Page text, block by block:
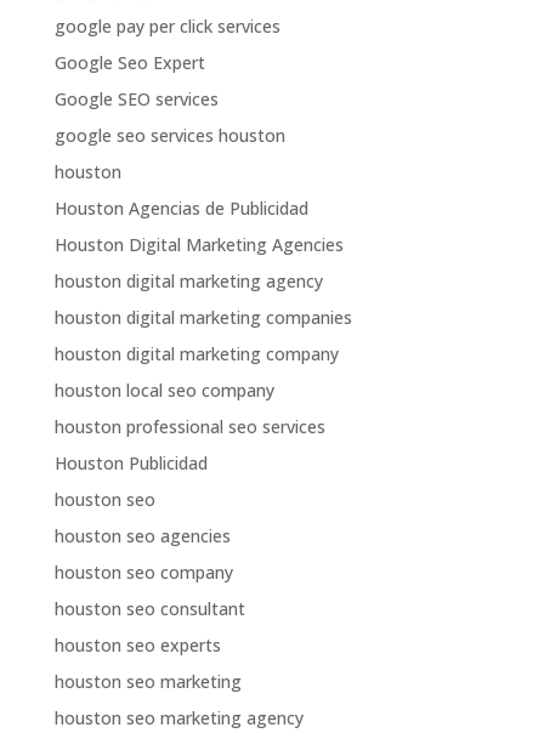
google pay per click services
Google Seo Expert
Google SEO services
google seo services houston
houston
Houston Agencias de Publicidad
Houston Digital Marketing Agencies
houston digital marketing agency
houston digital marketing companies
houston digital marketing company
houston local seo company
houston professional seo services
Houston Publicidad
houston seo
houston seo agencies
houston seo company
houston seo consultant
houston seo experts
houston seo marketing
houston seo marketing agency